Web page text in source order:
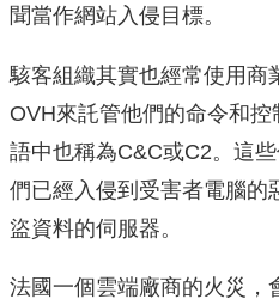
聞當作網站入侵目標。
駭客組織其實也經常使用商
OVH來託管他們的命令和
語中也稱為C&C或C2。這
們已經入侵到受害者電腦的
盜資料的伺服器。
法國一個雲端廠商的火災，